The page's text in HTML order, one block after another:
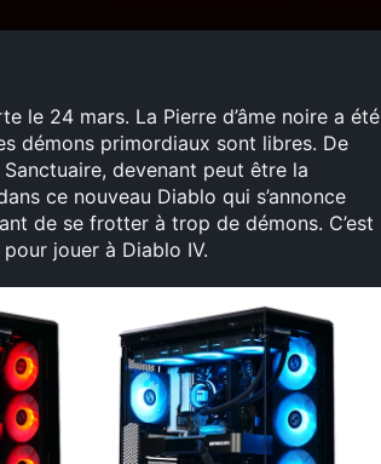
le 24 mars. La Pierre d’âme noire a été
démons primordiaux sont libres. De
devenant peut être la
ce nouveau Diablo qui s’annonce
de se frotter à trop de démons. C’est
jouer à Diablo IV.